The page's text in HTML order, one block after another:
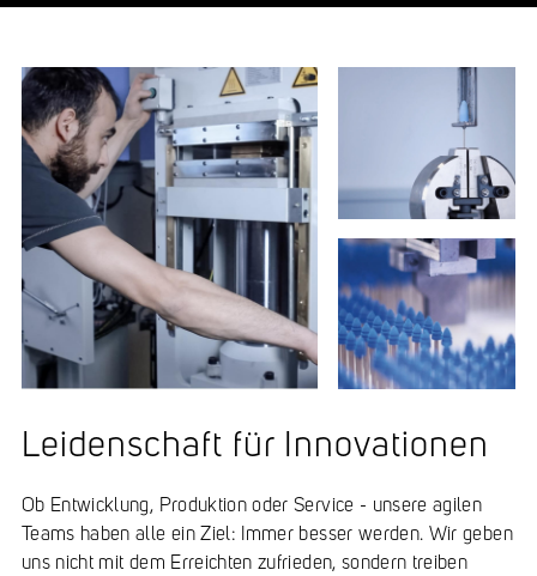
Leidenschaft für Innovationen
Ob Entwicklung, Produktion oder Service - unsere agilen
Teams haben alle ein Ziel: Immer besser werden. Wir geben
uns nicht mit dem Erreichten zufrieden, sondern treiben